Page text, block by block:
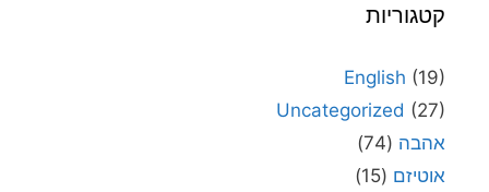
קטגוריות
English (19)
Uncategorized (27)
אהבה (74)
אוטיזם (15)